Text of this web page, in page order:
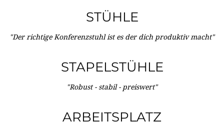
STÜHLE
"Der richtige Konferenzstuhl ist es der dich produktiv macht"
STAPELSTÜHLE
"Robust - stabil - preiswert"
ARBEITSPLATZ